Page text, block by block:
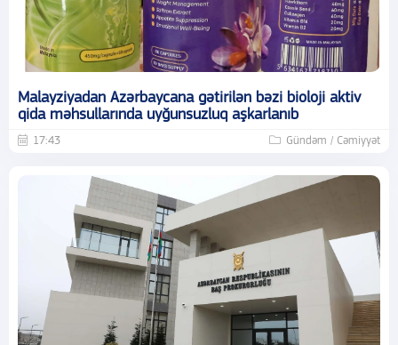
Malayziyadan Azərbaycana gətirilən bəzi bioloji aktiv
qida məhsullarında uyğunsuzluq aşkarlanıb
17:43 Gündəm / Cəmiyyət